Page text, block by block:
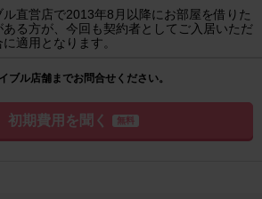
ル直営店で2013年8月以降にお部屋を借りた
ある方が、今回も契約者としてご入居いただ
に適用となります。
ブル店舗までお問合せください。
初期費用を聞く 無料